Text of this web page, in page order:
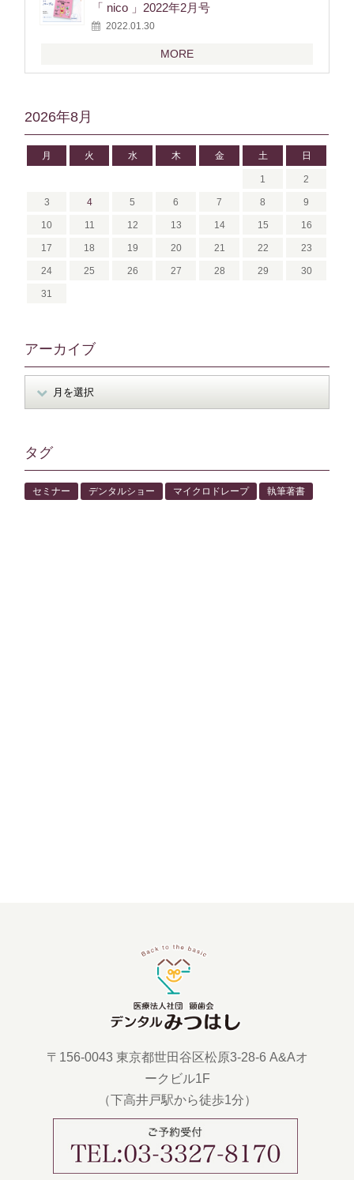
「 nico 」2022年2月号
2022.01.30
MORE
2026年8月
月 火 水 木 金 土 日
1 2
3 4 5 6 7 8 9
10 11 12 13 14 15 16
17 18 19 20 21 22 23
24 25 26 27 28 29 30
31
アーカイブ
タグ
セミナー デンタルショー マイクロドレープ 執筆著書
〒156-0043 東京都世田谷区松原3-28-6 A&Aオ
ークビル1F
（下高井戸駅から徒歩1分）